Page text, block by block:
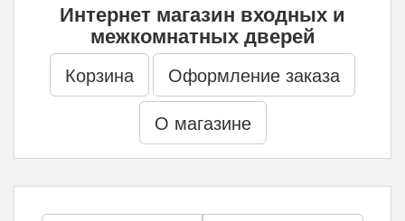
Интернет магазин входных и
межкомнатных дверей
Корзина
Оформление заказа
О магазине